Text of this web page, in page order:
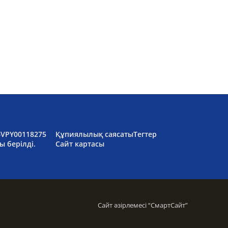
берілді.
Құпиялылық саясатыТегтер
Сайт картасы
Сайт әзірлемесі “СмартСайт”